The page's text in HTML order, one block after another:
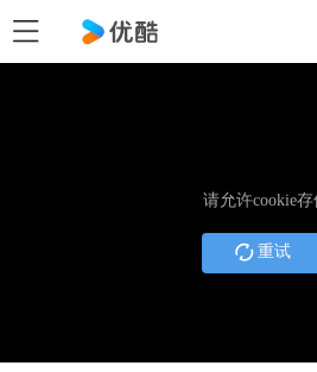
请允许cookie存
重试